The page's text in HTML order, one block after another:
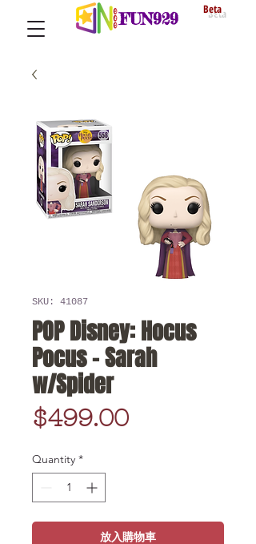
FUN929 Beta
SKU: 41087
POP Disney: Hocus
Pocus - Sarah
w/Spider
$499.00Price
Quantity *
放入購物車